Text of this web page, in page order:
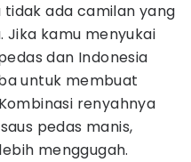
ada camilan yang
kamu menyukai
dan Indonesia
untuk membuat
renyahnya
pedas manis,
menggugah.